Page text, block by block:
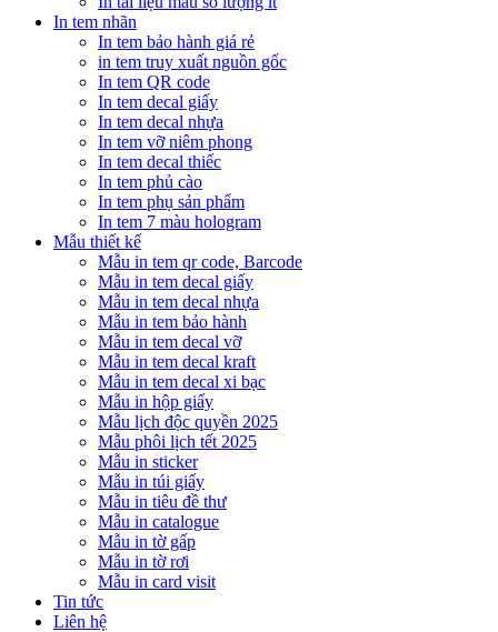
In tem nhãn
In tem bảo hành giá rẻ
in tem truy xuất nguồn gốc
In tem QR code
In tem decal giấy
In tem decal nhựa
In tem vỡ niêm phong
In tem decal thiếc
In tem phủ cào
In tem phụ sản phẩm
In tem 7 màu hologram
Mẫu thiết kế
Mẫu in tem qr code, Barcode
Mẫu in tem decal giấy
Mẫu in tem decal nhựa
Mẫu in tem bảo hành
Mẫu in tem decal vỡ
Mẫu in tem decal kraft
Mẫu in tem decal xi bạc
Mẫu in hộp giấy
Mẫu lịch độc quyền 2025
Mẫu phôi lịch tết 2025
Mẫu in sticker
Mẫu in túi giấy
Mẫu in tiêu đề thư
Mẫu in catalogue
Mẫu in tờ gấp
Mẫu in tờ rơi
Mẫu in card visit
Tin tức
Liên hệ